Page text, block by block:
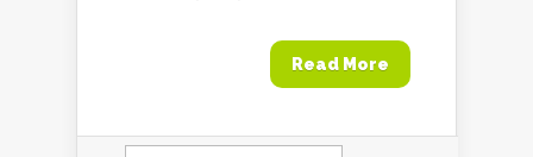
Read More
Szukaj: